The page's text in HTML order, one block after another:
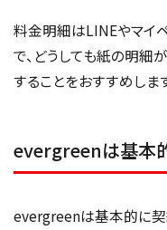
料金明細はLINEやマイ
で、どうしても紙の明細
することをおすすめしま
evergreenは基本
evergreenは基本的に